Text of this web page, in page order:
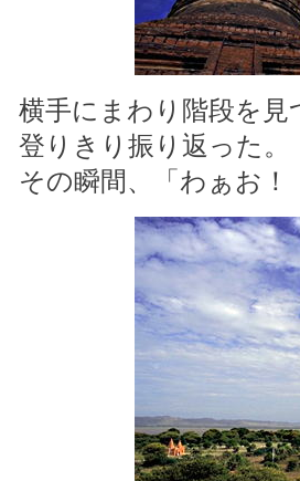
横手にまわり階段を
登りきり振り返った。
その瞬間、「わぁお